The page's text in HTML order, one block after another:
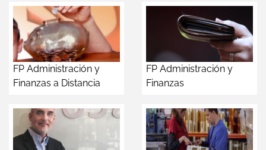
FP Administración y
Finanzas a Distancia
FP Administración y
Finanzas